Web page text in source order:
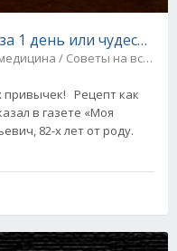
1 день или чудеса
Народная медицина / Советы на все
привычек! Рецепт как
в газете «Моя
82-х лет от роду.